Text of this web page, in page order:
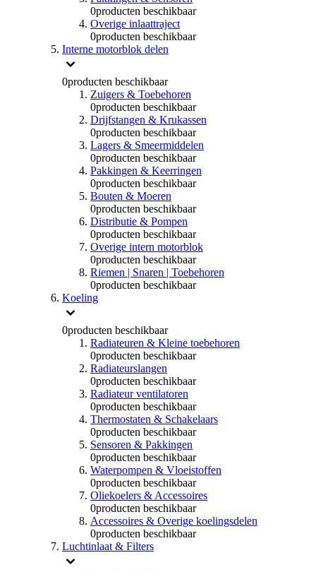
0producten beschikbaar
Overige inlaattraject
0producten beschikbaar
Interne motorblok delen
0producten beschikbaar
Zuigers & Toebehoren
0producten beschikbaar
Drijfstangen & Krukassen
0producten beschikbaar
Lagers & Smeermiddelen
0producten beschikbaar
Pakkingen & Keerringen
0producten beschikbaar
Bouten & Moeren
0producten beschikbaar
Distributie & Pompen
0producten beschikbaar
Overige intern motorblok
0producten beschikbaar
Riemen | Snaren | Toebehoren
0producten beschikbaar
Koeling
0producten beschikbaar
Radiateuren & Kleine toebehoren
0producten beschikbaar
Radiateurslangen
0producten beschikbaar
Radiateur ventilatoren
0producten beschikbaar
Thermostaten & Schakelaars
0producten beschikbaar
Sensoren & Pakkingen
0producten beschikbaar
Waterpompen & Vloeistoffen
0producten beschikbaar
Oliekoelers & Accessoires
0producten beschikbaar
Accessoires & Overige koelingsdelen
0producten beschikbaar
Luchtinlaat & Filters